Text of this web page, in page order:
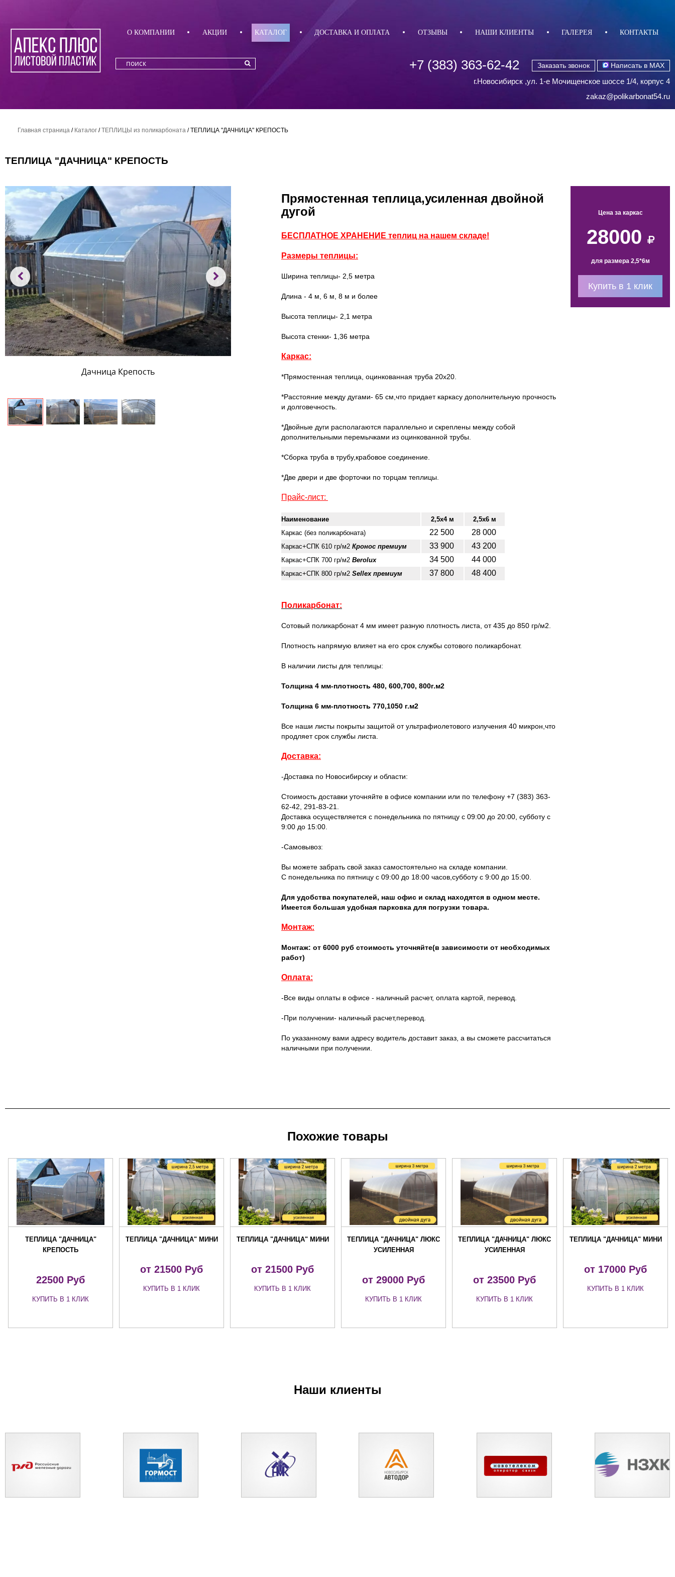
О КОМПАНИИ АКЦИИ КАТАЛОГ ДОСТАВКА И ОПЛАТА ОТЗЫВЫ НАШИ КЛИЕНТЫ ГАЛЕРЕЯ КОНТАКТЫ
+7 (383) 363-62-42 Заказать звонок Написать в MAX
г.Новосибирск ,ул. 1-е Мочищенское шоссе 1/4, корпус 4
zakaz@polikarbonat54.ru
Главная страница / Каталог /ТЕПЛИЦЫ из поликарбоната /ТЕПЛИЦА "ДАЧНИЦА" КРЕПОСТЬ
ТЕПЛИЦА "ДАЧНИЦА" КРЕПОСТЬ
Дачница Крепость
Прямостенная теплица,усиленная двойной
дугой
БЕСПЛАТНОЕ ХРАНЕНИЕ теплиц на нашем складе!
Размеры теплицы:
Ширина теплицы- 2,5 метра
Длина - 4 м, 6 м, 8 м и более
Высота теплицы- 2,1 метра
Высота стенки- 1,36 метра
Каркас:
*Прямостенная теплица, оцинкованная труба 20х20.
*Расстояние между дугами- 65 см,что придает каркасу дополнительную прочность
и долговечность.
*Двойные дуги располагаются параллельно и скреплены между собой
дополнительными перемычками из оцинкованной трубы.
*Сборка труба в трубу,крабовое соединение.
*Две двери и две форточки по торцам теплицы.
Прайс-лист:
Наименование 2,5х4 м
2,5х6 м
Каркас (без поликарбоната)
22 500 28 000
Каркас+СПК 610 гр/м2 Кронос премиум 33 900 43 200
Каркас+СПК 700 гр/м2 Berolux 34 500 44 000
Каркас+СПК 800 гр/м2 Sellex премиум 37 800 48 400
Поликарбонат:
Сотовый поликарбонат 4 мм имеет разную плотность листа, от 435 до 850 гр/м2.
Плотность напрямую влияет на его срок службы сотового поликарбонат.
В наличии листы для теплицы:
Толщина 4 мм-плотность 480, 600,700, 800г.м2
Толщина 6 мм-плотность 770,1050 г.м2
Все наши листы покрыты защитой от ультрафиолетового излучения 40 микрон,что
продляет срок службы листа.
Доставка:
-Доставка по Новосибирску и области:
Стоимость доставки уточняйте в офисе компании или по телефону +7 (383) 363-
62-42, 291-83-21.
Доставка осуществляется с понедельника по пятницу с 09:00 до 20:00, субботу с
9:00 до 15:00.
-Самовывоз:
Вы можете забрать свой заказ самостоятельно на складе компании.
С понедельника по пятницу с 09:00 до 18:00 часов,субботу с 9:00 до 15:00.
Для удобства покупателей, наш офис и склад находятся в одном месте.
Имеется большая удобная парковка для погрузки товара.
Монтаж:
Монтаж: от 6000 руб стоимость уточняйте(в зависимости от необходимых
работ)
Оплата:
-Все виды оплаты в офисе - наличный расчет, оплата картой, перевод.
-При получении- наличный расчет,перевод.
По указанному вами адресу водитель доставит заказ, а вы сможете рассчитаться
наличными при получении.
Цена за каркас
28000
для размера 2,5*6м
Купить в 1 клик
Похожие товары
ТЕПЛИЦА "ДАЧНИЦА"
КРЕПОСТЬ
22500 Руб
КУПИТЬ В 1 КЛИК
ТЕПЛИЦА "ДАЧНИЦА" МИНИ
от 21500 Руб
КУПИТЬ В 1 КЛИК
ТЕПЛИЦА "ДАЧНИЦА" МИНИ
от 21500 Руб
КУПИТЬ В 1 КЛИК
ТЕПЛИЦА "ДАЧНИЦА" ЛЮКС
УСИЛЕННАЯ
от 29000 Руб
КУПИТЬ В 1 КЛИК
ТЕПЛИЦА "ДАЧНИЦА" ЛЮКС
УСИЛЕННАЯ
от 23500 Руб
КУПИТЬ В 1 КЛИК
ТЕПЛИЦА "ДАЧНИЦА" МИНИ
от 17000 Руб
КУПИТЬ В 1 КЛИК
Наши клиенты